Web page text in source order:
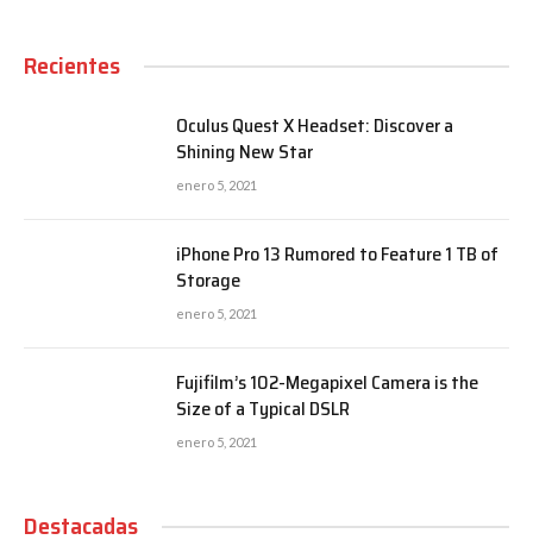
Recientes
Oculus Quest X Headset: Discover a
Shining New Star
enero 5, 2021
iPhone Pro 13 Rumored to Feature 1 TB of
Storage
enero 5, 2021
Fujifilm’s 102-Megapixel Camera is the
Size of a Typical DSLR
enero 5, 2021
Destacadas